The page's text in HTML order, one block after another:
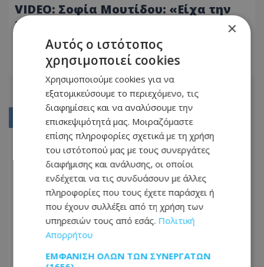
VIDEO: Σοφία Μουτίδου: «Είχα την
τύχη να μην είμαι σεξουαλικά
ποθητή»
02.12.2025 - 11:53
ΔΙΑΒΆΣΤΕ ΠΕΡΙΣΣΌΤΕΡΑ
01
02
03
04
...
17
×
Αυτός ο ιστότοπος
χρησιμοποιεί cookies
Χρησιμοποιούμε cookies για να
εξατομικεύσουμε το περιεχόμενο, τις
διαφημίσεις και να αναλύσουμε την
επισκεψιμότητά μας. Μοιραζόμαστε
επίσης πληροφορίες σχετικά με τη χρήση
του ιστότοπού μας με τους συνεργάτες
διαφήμισης και ανάλυσης, οι οποίοι
ενδέχεται να τις συνδυάσουν με άλλες
πληροφορίες που τους έχετε παράσχει ή
που έχουν συλλέξει από τη χρήση των
υπηρεσιών τους από εσάς. Πολιτική
Απορρήτου
ΕΜΦΆΝΙΣΗ ΌΛΩΝ ΤΩΝ ΣΥΝΕΡΓΑΤΏΝ